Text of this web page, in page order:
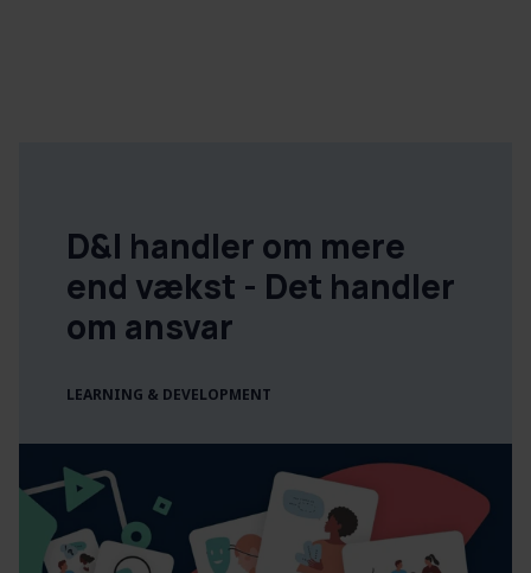
D&I handler om mere
end vækst - Det handler
om ansvar
LEARNING & DEVELOPMENT